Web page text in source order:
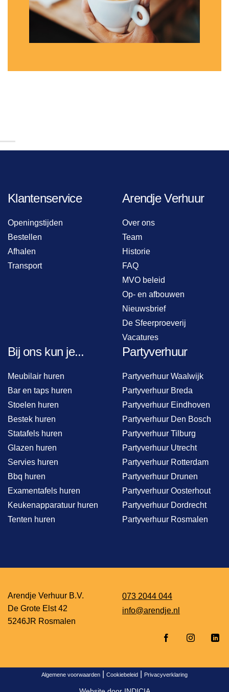
Klantenservice
Openingstijden
Bestellen
Afhalen
Transport
Arendje Verhuur
Over ons
Team
Historie
FAQ
MVO beleid
Op- en afbouwen
Nieuwsbrief
De Sfeerproeverij
Vacatures
Bij ons kun je...
Meubilair huren
Bar en taps huren
Stoelen huren
Bestek huren
Statafels huren
Glazen huren
Servies huren
Bbq huren
Examentafels huren
Keukenapparatuur huren
Tenten huren
Partyverhuur
Partyverhuur Waalwijk
Partyverhuur Breda
Partyverhuur Eindhoven
Partyverhuur Den Bosch
Partyverhuur Tilburg
Partyverhuur Utrecht
Partyverhuur Rotterdam
Partyverhuur Drunen
Partyverhuur Oosterhout
Partyverhuur Dordrecht
Partyverhuur Rosmalen
Arendje Verhuur B.V.
De Grote Elst 42
5246JR Rosmalen
073 2044 044
info@arendje.nl
Algemene voorwaarden Cookiebeleid Privacyverklaring